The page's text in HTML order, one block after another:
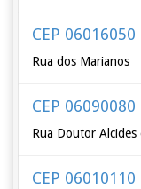
CEP 06016050
Rua dos Marianos
CEP 06090080
Rua Doutor Alcides
CEP 06010110